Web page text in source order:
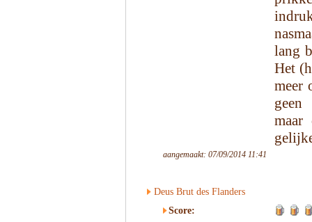
lang
Het
meer
geen
aangemaakt: 07/09/2014 11:41
Deus Brut des Flanders
Score: